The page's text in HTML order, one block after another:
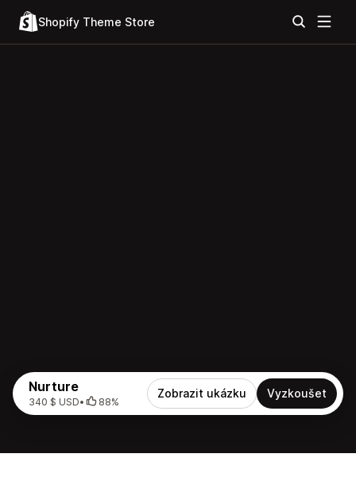
Shopify Theme Store
Nurture
340 $ USD• 88%
Zobrazit ukázku Vyzkoušet